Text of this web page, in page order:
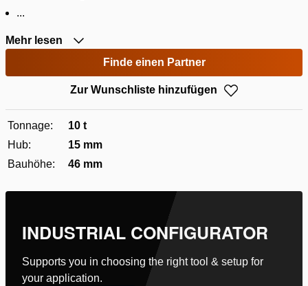
...
Mehr lesen
Finde einen Partner
Zur Wunschliste hinzufügen
Tonnage:
10 t
Hub:
15 mm
Bauhöhe:
46 mm
INDUSTRIAL CONFIGURATOR
Supports you in choosing the right tool & setup for
your application.